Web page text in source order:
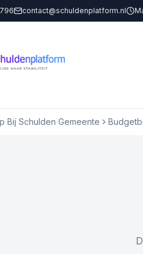
contact@schuldenplatform.nl
Bij Schulden Gemeente